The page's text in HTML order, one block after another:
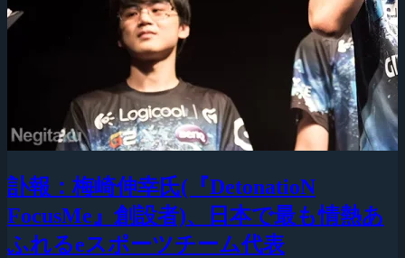
訃報：梅崎伸幸氏(『DetonatioN
FocusMe』創設者)、日本で最も情熱あ
ふれるeスポーツチーム代表